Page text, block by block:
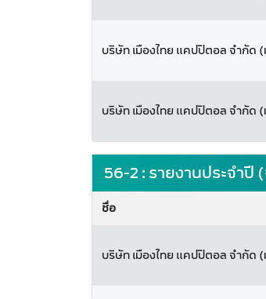
บริษัท เมืองไทย แคปปิตอล จำกัด
บริษัท เมืองไทย แคปปิตอล จำกัด
56-2 : รายงานประจำ
ชื่อ
บริษัท เมืองไทย แคปปิตอล จำกัด